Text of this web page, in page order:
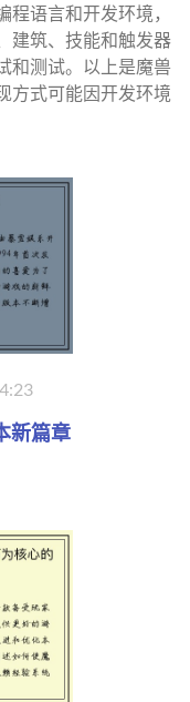
语言和开发环境，
建筑、技能和触发器
和测试。以上是魔兽
方式可能因开发环境
新篇章